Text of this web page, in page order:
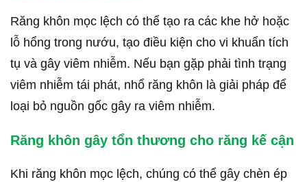
Răng khôn mọc lệch có thể tạo ra các khe hở hoặc
lỗ hổng trong nướu, tạo điều kiện cho vi khuẩn tích
tụ và gây viêm nhiễm. Nếu bạn gặp phải tình trạng
viêm nhiễm tái phát, nhổ răng khôn là giải pháp để
loại bỏ nguồn gốc gây ra viêm nhiễm.
Răng khôn gây tổn thương cho răng kế cận
Khi răng khôn mọc lệch, chúng có thể gây chèn ép